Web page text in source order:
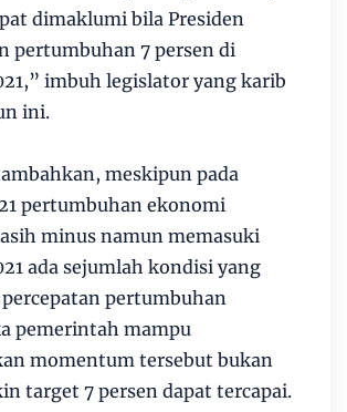
dimaklumi bila Presiden
pertumbuhan 7 persen di
imbuh legislator yang karib
ini.
meskipun pada
pertumbuhan ekonomi
minus namun memasuki
ada sejumlah kondisi yang
pertumbuhan
pemerintah mampu
momentum tersebut bukan
target 7 persen dapat tercapai.